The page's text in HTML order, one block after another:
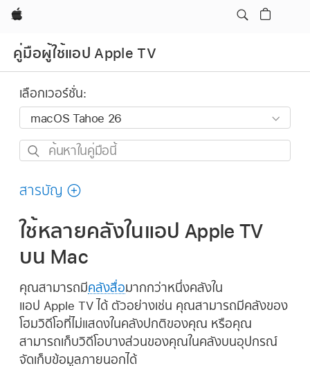
Apple
คู่มือผู้ใช้แอป Apple TV
เลือกเวอร์ชั่น:
ค้นหา
คู่มือ
สารบัญ
ใช้หลายคลังในแอป Apple TV
บน Mac
คุณสามารถมีคลังสื่อมากกว่าหนึ่งคลังใน
แอป Apple TV ได้ ตัวอย่างเช่น คุณสามารถมีคลังของ
โฮมวิดีโอที่ไม่แสดงในคลังปกติของคุณ หรือคุณ
สามารถเก็บวิดีโอบางส่วนของคุณในคลังบนอุปกรณ์
จัดเก็บข้อมูลภายนอกได้